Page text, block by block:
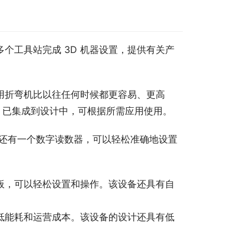
工具站完成 3D 机器设置，提供有关产
弯机比以往任何时候都更容易、更高
集成到设计中，可根据所需应用使用。
有一个数字读数器，可以轻松准确地设置
可以轻松设置和操作。该设备还具有自
耗和运营成本。该设备的设计还具有低